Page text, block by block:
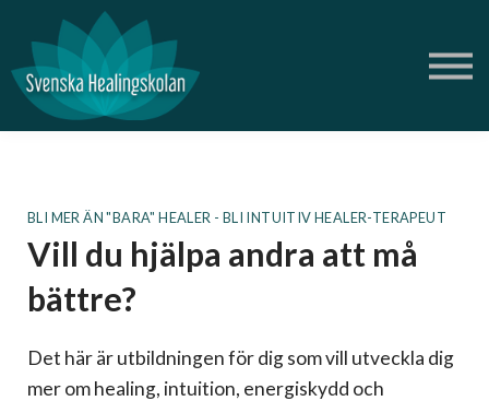
BLI MER ÄN "BARA" HEALER - BLI INTUITIV HEALER-TERAPEUT
Vill du hjälpa andra att må
bättre?
Det här är utbildningen för dig som vill utveckla dig
mer om healing, intuition, energiskydd och